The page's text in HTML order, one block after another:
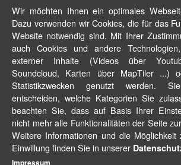
Wir möchten Ihnen ein optimales
Dazu verwenden wir Cookies, die für das
Website notwendig sind. Mit Ihrer
auch Cookies und andere
externer Inhalte (Videos über
Soundcloud, Karten über MapTiler ...)
Statistikzwecken genutzt werden.
entscheiden, welche Kategorien Sie
beachten Sie, dass auf Basis Ihrer
nicht mehr alle Funktionalitäten der Seite
Weitere Informationen und die
Einwillung finden Sie in unserer
Impressum